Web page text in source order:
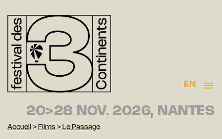
EN
20>28 NOV. 2026, NANTES
Accueil > Films > Le Passage